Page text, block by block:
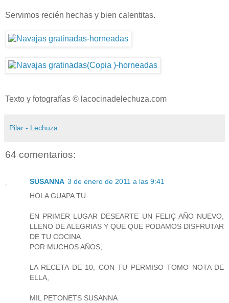
Servimos recién hechas y bien calentitas.
Texto y fotografías © lacocinadelechuza.com
Pilar - Lechuza
64 comentarios:
SUSANNA 3 de enero de 2011 a las 9:41
HOLA GUAPA TU
EN PRIMER LUGAR DESEARTE UN FELIÇ AÑO NUEVO,
LLENO DE ALEGRIAS Y QUE QUE PODAMOS DISFRUTAR
DE TU COCINA
POR MUCHOS AÑOS,
LA RECETA DE 10, CON TU PERMISO TOMO NOTA DE
ELLA,
MIL PETONETS SUSANNA